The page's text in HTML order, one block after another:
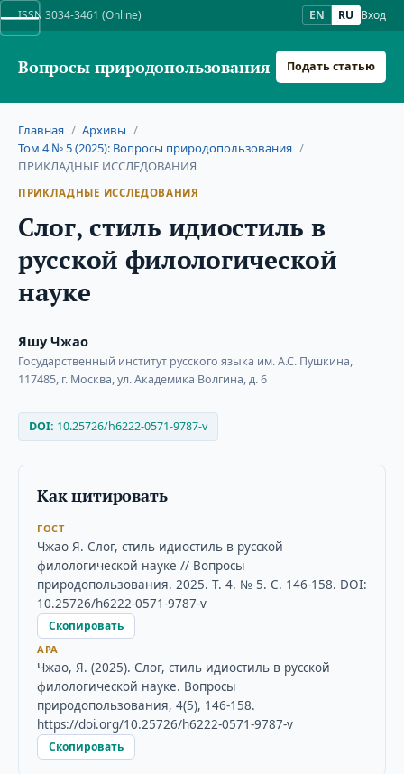
ISSN 3034-3461 (Online) EN RU Вход
Вопросы природопользования Подать статью
Главная / Архивы /
Том 4 № 5 (2025): Вопросы природопользования /
ПРИКЛАДНЫЕ ИССЛЕДОВАНИЯ
ПРИКЛАДНЫЕ ИССЛЕДОВАНИЯ
Слог, стиль идиостиль в
русской филологической
науке
Яшу Чжао
Государственный институт русского языка им. А.С. Пушкина,
117485, г. Москва, ул. Академика Волгина, д. 6
DOI: 10.25726/h6222-0571-9787-v
Как цитировать
ГОСТ
Чжао Я. Слог, стиль идиостиль в русской
филологической науке // Вопросы
природопользования. 2025. Т. 4. № 5. С. 146-158. DOI:
10.25726/h6222-0571-9787-v
Скопировать
APA
Чжао, Я. (2025). Слог, стиль идиостиль в русской
филологической науке. Вопросы
природопользования, 4(5), 146-158.
https://doi.org/10.25726/h6222-0571-9787-v
Скопировать